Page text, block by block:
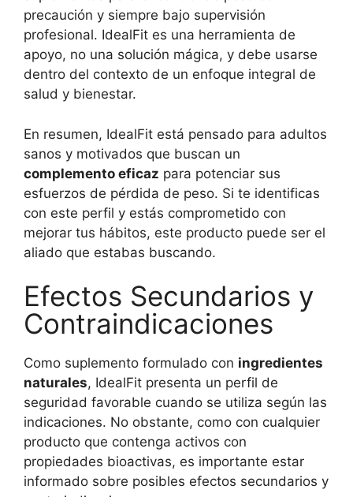
precaución y siempre bajo supervisión
profesional. IdealFit es una herramienta de
apoyo, no una solución mágica, y debe usarse
dentro del contexto de un enfoque integral de
salud y bienestar.
En resumen, IdealFit está pensado para adultos
sanos y motivados que buscan un
complemento eficaz para potenciar sus
esfuerzos de pérdida de peso. Si te identificas
con este perfil y estás comprometido con
mejorar tus hábitos, este producto puede ser el
aliado que estabas buscando.
Efectos Secundarios y
Contraindicaciones
Como suplemento formulado con ingredientes
naturales, IdealFit presenta un perfil de
seguridad favorable cuando se utiliza según las
indicaciones. No obstante, como con cualquier
producto que contenga activos con
propiedades bioactivas, es importante estar
informado sobre posibles efectos secundarios y